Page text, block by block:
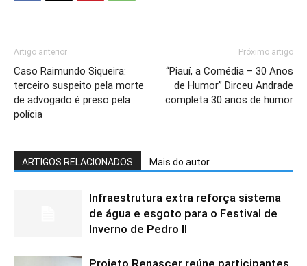
Artigo anterior
Caso Raimundo Siqueira:
terceiro suspeito pela morte
de advogado é preso pela
polícia
Próximo artigo
“Piauí, a Comédia – 30 Anos
de Humor” Dirceu Andrade
completa 30 anos de humor
ARTIGOS RELACIONADOS Mais do autor
Infraestrutura extra reforça sistema
de água e esgoto para o Festival de
Inverno de Pedro II